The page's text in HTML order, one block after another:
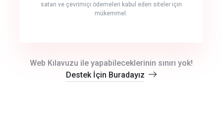
satan ve çevrimiçi ödemeleri kabul eden siteler için
mükemmel.
Web Kılavuzu ile yapabileceklerinin sınırı yok!
Destek İçin Buradayız